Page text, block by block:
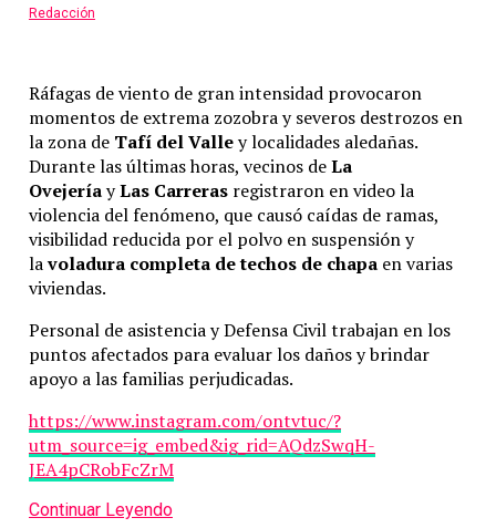
Redacción
Ráfagas de viento de gran intensidad provocaron
momentos de extrema zozobra y severos destrozos en
la zona de Tafí del Valley localidades aledañas.
Durante las últimas horas, vecinos deLa
OvejeríayLas Carrerasregistraron en video la
violencia del fenómeno, que causó caídas de ramas,
visibilidad reducida por el polvo en suspensión y
lavoladura completa de techos de chapaen varias
viviendas.
Personal de asistencia y Defensa Civil trabajan en los
puntos afectados para evaluar los daños y brindar
apoyo a las familias perjudicadas.
https://www.instagram.com/ontvtuc/?
utm_source=ig_embed&ig_rid=AQdzSwqH-
JEA4pCRobFcZrM
Continuar Leyendo